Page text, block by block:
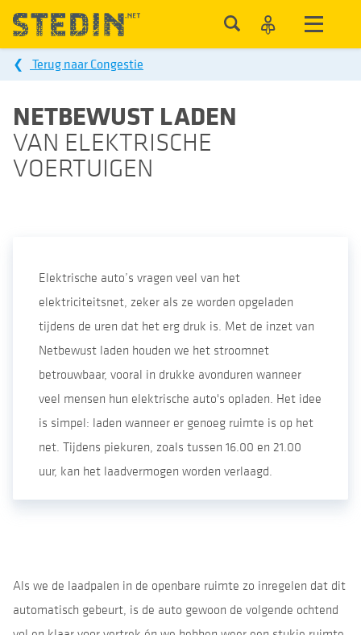
❮ Terug naar Congestie
NETBEWUST LADEN
VAN ELEKTRISCHE
VOERTUIGEN
Elektrische auto’s vragen veel van het
elektriciteitsnet, zeker als ze worden opgeladen
tijdens de uren dat het erg druk is. Met de inzet van
Netbewust laden houden we het stroomnet
betrouwbaar, vooral in drukke avonduren wanneer
veel mensen hun elektrische auto's opladen. Het idee
is simpel: laden wanneer er genoeg ruimte is op het
net. Tijdens piekuren, zoals tussen 16.00 en 21.00
uur, kan het laadvermogen worden verlaagd.
Als we de laadpalen in de openbare ruimte zo inregelen dat dit
automatisch gebeurt, is de auto gewoon de volgende ochtend